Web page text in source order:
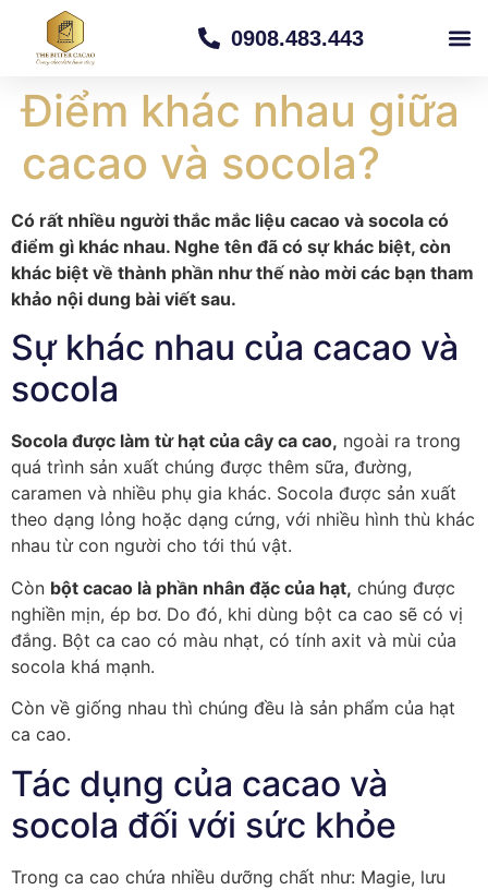
0908.483.443
Điểm khác nhau giữa
cacao và socola?
Có rất nhiều người thắc mắc liệu cacao và socola có
điểm gì khác nhau. Nghe tên đã có sự khác biệt, còn
khác biệt về thành phần như thế nào mời các bạn tham
khảo nội dung bài viết sau.
Sự khác nhau của cacao và
socola
Socola được làm từ hạt của cây ca cao, ngoài ra trong
quá trình sản xuất chúng được thêm sữa, đường,
caramen và nhiều phụ gia khác. Socola được sản xuất
theo dạng lỏng hoặc dạng cứng, với nhiều hình thù khác
nhau từ con người cho tới thú vật.
Còn bột cacao là phần nhân đặc của hạt, chúng được
nghiền mịn, ép bơ. Do đó, khi dùng bột ca cao sẽ có vị
đắng. Bột ca cao có màu nhạt, có tính axit và mùi của
socola khá mạnh.
Còn về giống nhau thì chúng đều là sản phẩm của hạt
ca cao.
Tác dụng của cacao và
socola đối với sức khỏe
Trong ca cao chứa nhiều dưỡng chất như: Magie, lưu